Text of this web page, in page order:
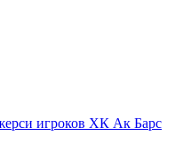
игроков ХК Ак Барс